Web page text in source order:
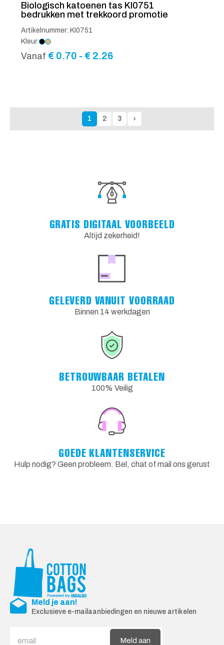
Biologisch katoenen tas KI0751
bedrukken met trekkoord promotie
Artikelnummer: KI0751
Kleur:
Vanaf € 0.70 - € 2.26Prijsklasse:
1 2 3
GRATIS DIGITAAL VOORBEELD
Altijd zekerheid!
GELEVERD VANUIT VOORRAAD
Binnen 14 werkdagen
BETROUWBAAR BETALEN
100% Veilig
GOEDE KLANTENSERVICE
Hulp nodig? Geen probleem. Bel, chat of mail ons gerust
Meld je aan!
Exclusieve e-mailaanbiedingen en nieuwe artikelen
Meld aan